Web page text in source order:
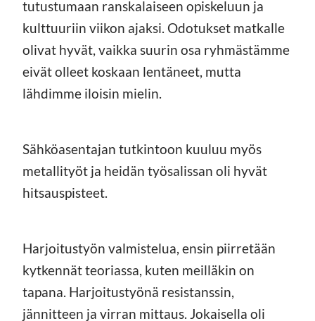
tutustumaan ranskalaiseen opiskeluun ja
kulttuuriin viikon ajaksi. Odotukset matkalle
olivat hyvät, vaikka suurin osa ryhmästämme
eivät olleet koskaan lentäneet, mutta
lähdimme iloisin mielin.
Sähköasentajan tutkintoon kuuluu myös
metallityöt ja heidän työsalissan oli hyvät
hitsauspisteet.
Harjoitustyön valmistelua, ensin piirretään
kytkennät teoriassa, kuten meilläkin on
tapana. Harjoitustyönä resistanssin,
jännitteen ja virran mittaus. Jokaisella oli